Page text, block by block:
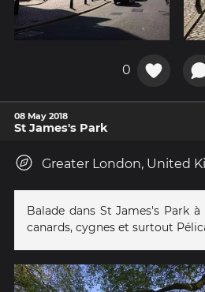
0
08 May 2018
St James's Park
Greater London, United
Balade dans St James's Park
canards, cygnes et surtout